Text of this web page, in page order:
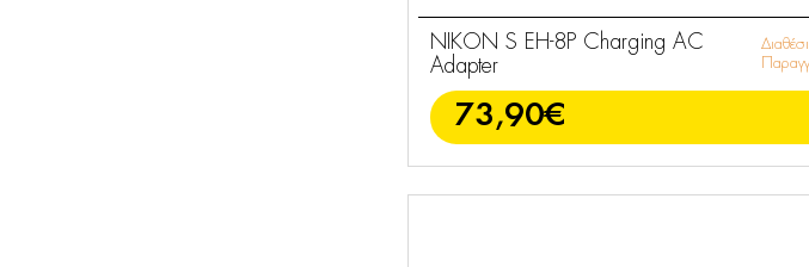
NIKON S EH-8P Charging AC
Adapter
73,90€